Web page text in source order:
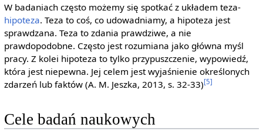
W badaniach często możemy się spotkać z układem teza-
hipoteza. Teza to coś, co udowadniamy, a hipoteza jest
sprawdzana. Teza to zdania prawdziwe, a nie
prawdopodobne. Często jest rozumiana jako główna myśl
pracy. Z kolei hipoteza to tylko przypuszczenie, wypowiedź,
która jest niepewna. Jej celem jest wyjaśnienie określonych
zdarzeń lub faktów (A. M. Jeszka, 2013, s. 32-33)[5]
Cele badań naukowych